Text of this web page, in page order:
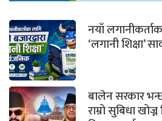
नयाँ
‘लगानी शिक्षा’
बालेन सरकार
राम्रो सुबिधा